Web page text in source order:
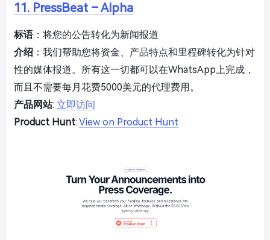
11. PressBeat – Alpha
标语：将您的公告转化为新闻报道
介绍 ：我们帮助您将资金、产品特点和里程碑转化为针对
性的媒体报道。所有这一切都可以在WhatsApp上完成，
而且不需要每月花费5000美元的代理费用。
产品网站: 立即访问
Product Hunt: View on Product Hunt